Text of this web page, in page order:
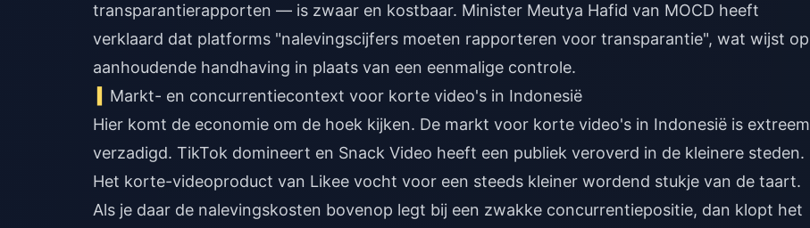
transparantierapporten — is zwaar en kostbaar. Minister Meutya Hafid van MOCD heeft
verklaard dat platforms "nalevingscijfers moeten rapporteren voor transparantie", wat wijst op
aanhoudende handhaving in plaats van een eenmalige controle.
Markt- en concurrentiecontext voor korte video's in Indonesië
Hier komt de economie om de hoek kijken. De markt voor korte video's in Indonesië is extreem
verzadigd. TikTok domineert en Snack Video heeft een publiek veroverd in de kleinere steden.
Het korte-videoproduct van Likee vocht voor een steeds kleiner wordend stukje van de taart.
Als je daar de nalevingskosten bovenop legt bij een zwakke concurrentiepositie, dan klopt het